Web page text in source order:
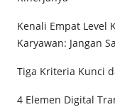
Kenali Empat Level
Karyawan: Jangan
Tiga Kriteria Kunci
4 Elemen Digital